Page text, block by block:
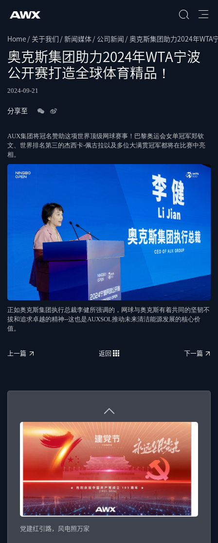
搜索
Home 关于我们 新闻媒体 公司新闻 奥克斯集团助力2024年WTA
上一篇
返回
下一篇
党建红引路，风电照万家
奥克斯集团助力2024年WTA宁波
公开赛打造全球体育精品！
2024-09-21
分享至
AUX集团将冠名赞助这项世界顶级网球赛事！巴黎奥运会女单冠军郑钦
文、世界排名第三的杰西卡-佩古拉以及多位大满贯冠军都将在比赛中亮
相。
正如奥克斯集团执行总裁李健所强调的，网球与奥克斯有着共同的坚韧不
拔和追求卓越的精神--这也是AUXSOL推动未来清洁能源发展的核心价
值。